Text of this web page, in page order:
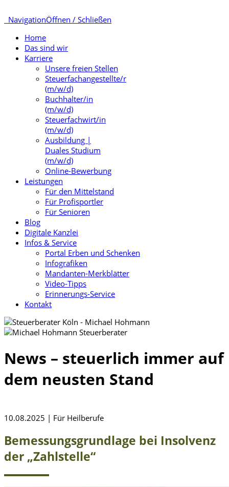
NavigationÖffnen / Schließen
Home
Das sind wir
Karriere
Unsere freien Stellen
Steuerfachangestellte/r
(m/w/d)
Buchhalter/in
(m/w/d)
Steuerfachwirt/in
(m/w/d)
Ausbildung |
Duales Studium
(m/w/d)
Online-Bewerbung
Leistungen
Für den Mittelstand
Für Profisportler
Für Senioren
Blog
Digitale Kanzlei
Infos & Service
Portal Erben und Schenken
Infografiken
Mandanten-Merkblätter
Video-Tipps
Erinnerungs-Service
Kontakt
News – steuerlich immer auf
dem neusten Stand
10.08.2025 | Für Heilberufe
Bemessungsgrundlage bei Insolvenz
der „Zahlstelle“